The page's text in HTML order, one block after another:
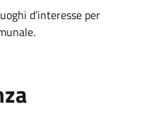
d’interesse per